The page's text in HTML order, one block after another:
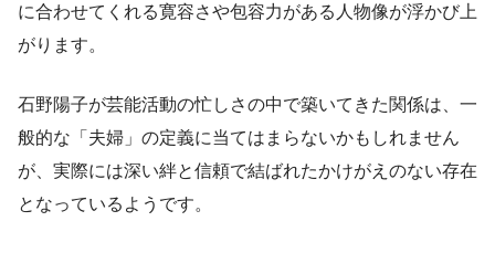
に合わせてくれる寛容さや包容力がある人物像が浮かび上
がります。
石野陽子が芸能活動の忙しさの中で築いてきた関係は、一
般的な「夫婦」の定義に当てはまらないかもしれません
が、実際には深い絆と信頼で結ばれたかけがえのない存在
となっているようです。